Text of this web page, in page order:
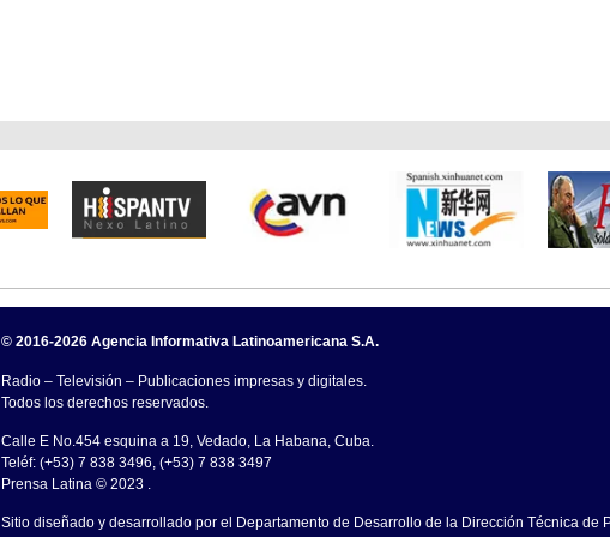
© 2016-2026 Agencia Informativa Latinoamericana S.A.
Radio – Televisión – Publicaciones impresas y digitales.
Todos los derechos reservados.
Calle E No.454 esquina a 19, Vedado, La Habana, Cuba.
Teléf: (+53) 7 838 3496, (+53) 7 838 3497
Prensa Latina © 2023 .
Sitio diseñado y desarrollado por el Departamento de Desarrollo de la Dirección Técnica de